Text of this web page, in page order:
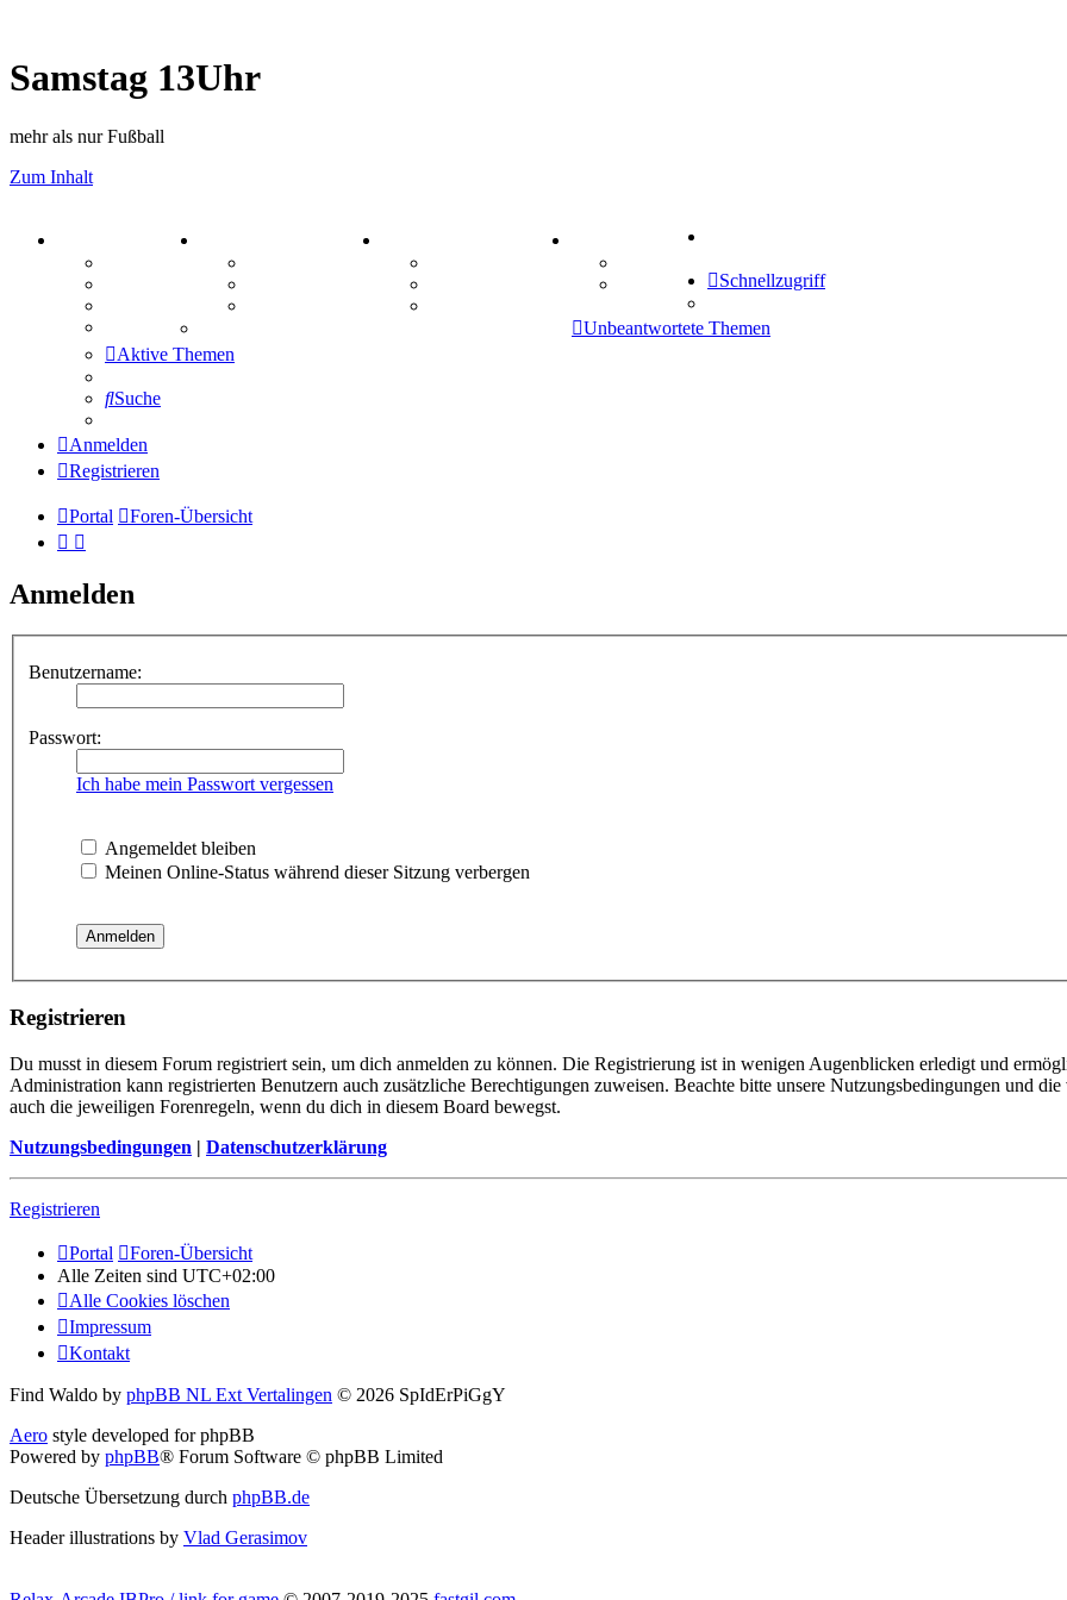
Samstag 13Uhr
mehr als nur Fußball
Zum Inhalt
Mastodon
Comunio
Schnellzugriff
Unbeantwortete Themen
Aktive Themen
Suche
Anmelden
Registrieren
Portal Foren-Übersicht
Anmelden
Benutzername:
Passwort:
Ich habe mein Passwort vergessen
Angemeldet bleiben
Meinen Online-Status während dieser Sitzung verbergen
Registrieren
Du musst in diesem Forum registriert sein, um dich anmelden zu können. Die Registrierung ist in wenigen Augenblicken erledigt und
Administration kann registrierten Benutzern auch zusätzliche Berechtigungen zuweisen. Beachte bitte unsere Nutzungsbedingungen und
auch die jeweiligen Forenregeln, wenn du dich in diesem Board bewegst.
Nutzungsbedingungen | Datenschutzerklärung
Registrieren
Portal
Foren-Übersicht
Alle Zeiten sind UTC+02:00
Alle Cookies löschen
Impressum
Kontakt
Find Waldo by phpBB NL Ext Vertalingen © 2026 SpIdErPiGgY
Aero style developed for phpBB
Powered by phpBB® Forum Software © phpBB Limited
Deutsche Übersetzung durch phpBB.de
Header illustrations by Vlad Gerasimov